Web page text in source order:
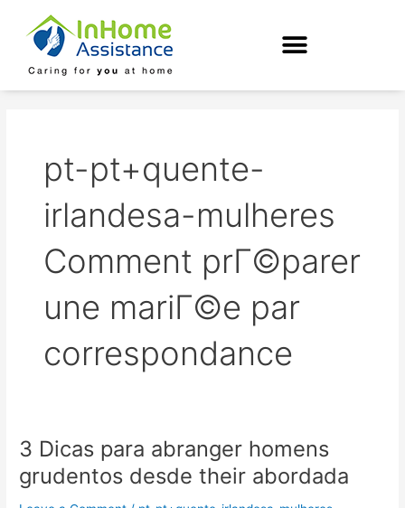
content
pt-pt+quente-
irlandesa-mulheres
Comment prГ©parer
une mariГ©e par
correspondance
3 Dicas para abranger homens
grudentos desde their abordada
3
para
abranger